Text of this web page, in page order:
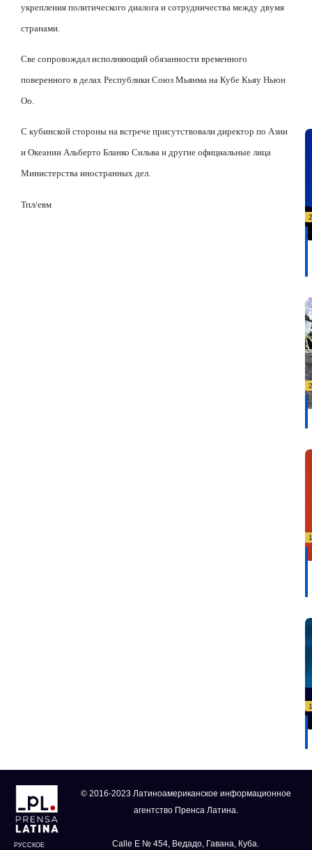
укрепления политического диалога и сотрудничества между двумя
странами.
Све сопровождал исполняющий обязанности временного
поверенного в делах Республики Союз Мьянма на Кубе Кьяу Ньюн
Оо.
С кубинской стороны на встрече присутствовали директор по Азии
и Океании Альберто Бланко Сильва и другие официальные лица
Министерства иностранных дел.
Тпл/евм
РУССКОЕ
© 2016-2023 Латиноамериканское информационное
агентство Пренса Латина.
Calle E № 454, Ведадо, Гавана, Куба.